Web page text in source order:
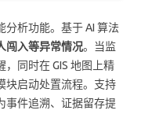
析功能。基于 AI 算法
闯入等异常情况。当监
同时在 GIS 地图上精
块启动处置流程。支持
事件追溯、证据留存提